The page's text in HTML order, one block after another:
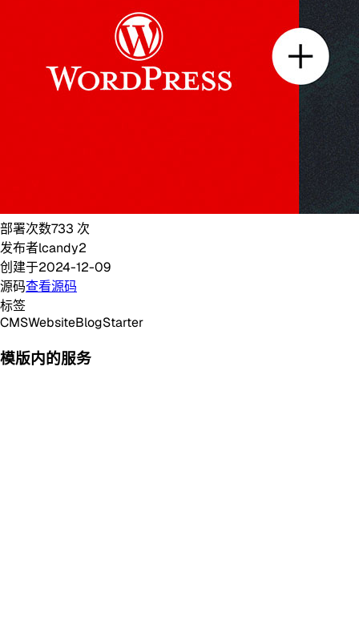
部署次数733 次
发布者lcandy2
创建于2024-12-09
源码查看源码
标签
CMSWebsiteBlogStarter
模版内的服务